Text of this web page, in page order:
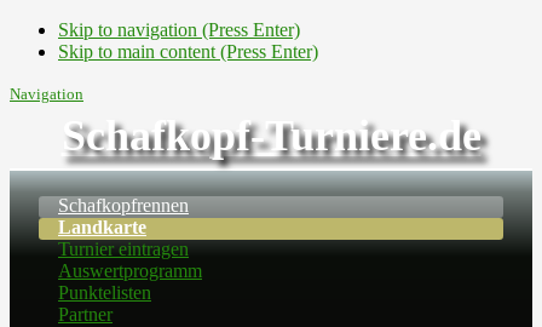
Skip to navigation (Press Enter)
Skip to main content (Press Enter)
Navigation
Schafkopf-Turniere.de
Schafkopfrennen
Landkarte
Turnier eintragen
Auswertprogramm
Punktelisten
Partner